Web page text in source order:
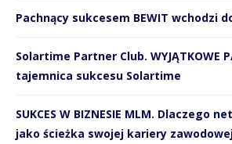
Pachnący sukcesem BEWIT wchodzi
Solartime Partner Club. WYJĄTKOWE
tajemnica sukcesu Solartime
SUKCES W BIZNESIE MLM. Dlaczego
jako ścieżka swojej kariery